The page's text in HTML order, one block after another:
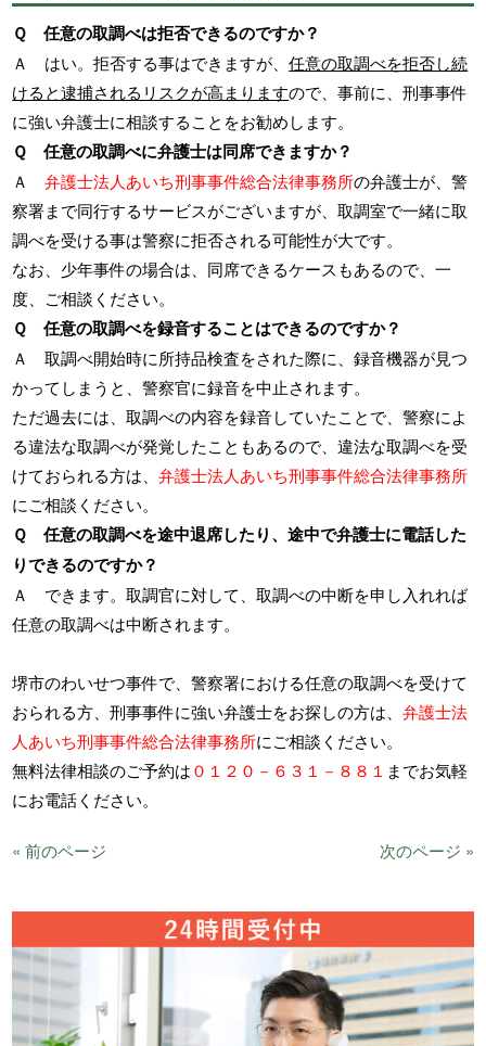
Ｑ 任意の取調べは拒否できるのですか？
Ａ はい。拒否する事はできますが、任意の取調べを拒否し続
けると逮捕されるリスクが高まりますので、事前に、刑事事件
に強い弁護士に相談することをお勧めします。
Ｑ 任意の取調べに弁護士は同席できますか？
Ａ弁護士法人あいち刑事事件総合法律事務所の弁護士が、警
察署まで同行するサービスがございますが、取調室で一緒に取
調べを受ける事は警察に拒否される可能性が大です。
なお、少年事件の場合は、同席できるケースもあるので、一
度、ご相談ください。
Ｑ 任意の取調べを録音することはできるのですか？
Ａ 取調べ開始時に所持品検査をされた際に、録音機器が見つ
かってしまうと、警察官に録音を中止されます。
ただ過去には、取調べの内容を録音していたことで、警察によ
る違法な取調べが発覚したこともあるので、違法な取調べを受
けておられる方は、弁護士法人あいち刑事事件総合法律事務所
にご相談ください。
Ｑ 任意の取調べを途中退席したり、途中で弁護士に電話した
りできるのですか？
Ａ できます。取調官に対して、取調べの中断を申し入れれば
任意の取調べは中断されます。
堺市のわいせつ事件で、警察署における任意の取調べを受けて
おられる方、刑事事件に強い弁護士をお探しの方は、弁護士法
人あいち刑事事件総合法律事務所にご相談ください。
無料法律相談のご予約は０１２０－６３１－８８１ までお気軽
にお電話ください。
« 前のページ 次のページ »